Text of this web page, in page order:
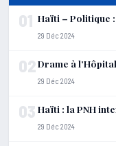
01 Haïti – Politique
29 Déc 2024
02Drame à
29 Déc 2024
03 Haïti : la PNH
29 Déc 2024